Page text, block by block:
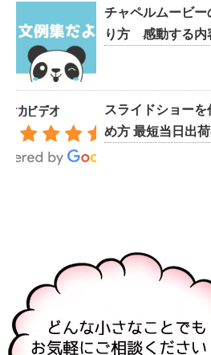
チャペルムービ
り方 感動する内
スライドショー
め方 最短当日出